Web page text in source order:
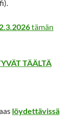
2.3.2026tämän
TÄÄLTÄ
löydettävissä